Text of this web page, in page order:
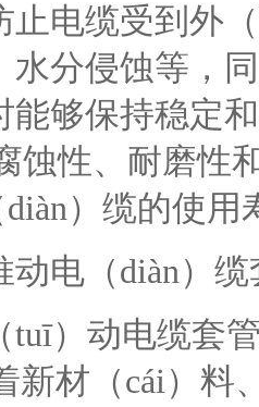
止电缆受到外
分侵蚀等，
能够保持稳定
蚀性、耐磨性
diàn）缆的使用
电（diàn）
tuī）动电缆套
新材（cái）料